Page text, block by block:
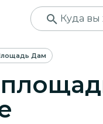
Дам